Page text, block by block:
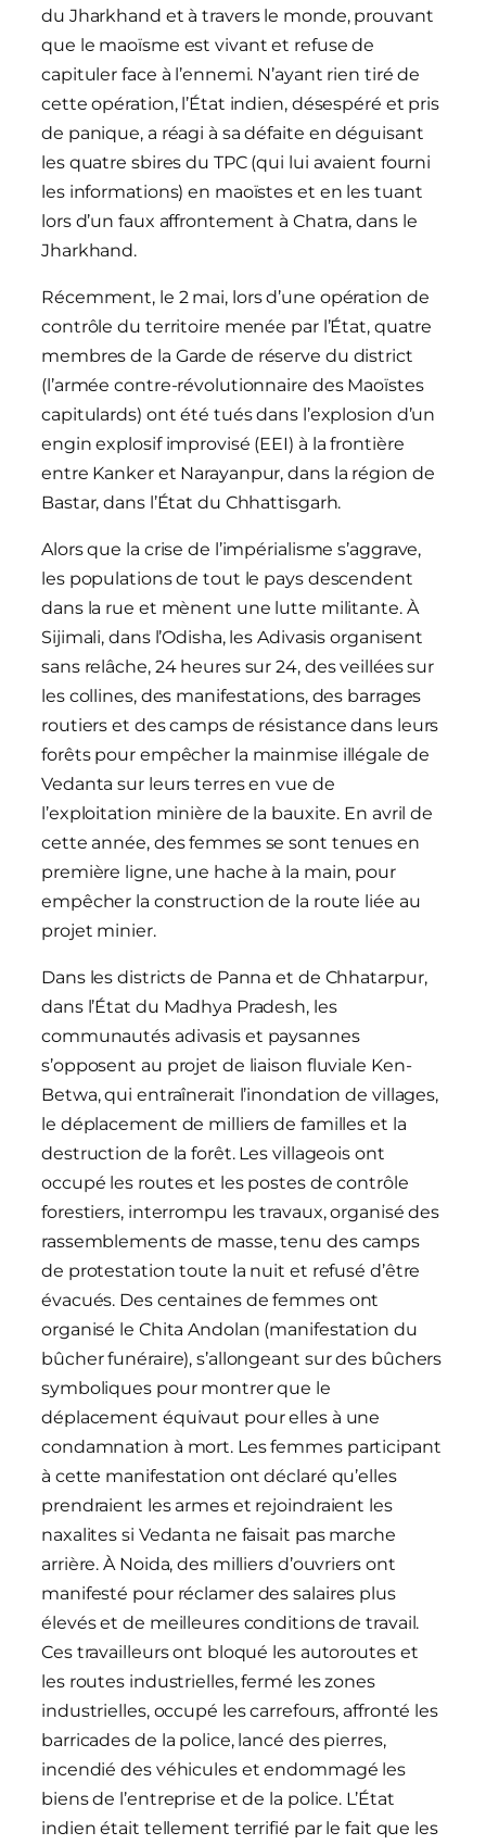
du Jharkhand et à travers le monde, prouvant
que le maoïsme est vivant et refuse de
capituler face à l’ennemi. N’ayant rien tiré de
cette opération, l’État indien, désespéré et pris
de panique, a réagi à sa défaite en déguisant
les quatre sbires du TPC (qui lui avaient fourni
les informations) en maoïstes et en les tuant
lors d’un faux affrontement à Chatra, dans le
Jharkhand.
Récemment, le 2 mai, lors d’une opération de
contrôle du territoire menée par l’État, quatre
membres de la Garde de réserve du district
(l’armée contre-révolutionnaire des Maoïstes
capitulards) ont été tués dans l’explosion d’un
engin explosif improvisé (EEI) à la frontière
entre Kanker et Narayanpur, dans la région de
Bastar, dans l’État du Chhattisgarh.
Alors que la crise de l’impérialisme s’aggrave,
les populations de tout le pays descendent
dans la rue et mènent une lutte militante. À
Sijimali, dans l’Odisha, les Adivasis organisent
sans relâche, 24 heures sur 24, des veillées sur
les collines, des manifestations, des barrages
routiers et des camps de résistance dans leurs
forêts pour empêcher la mainmise illégale de
Vedanta sur leurs terres en vue de
l’exploitation minière de la bauxite. En avril de
cette année, des femmes se sont tenues en
première ligne, une hache à la main, pour
empêcher la construction de la route liée au
projet minier.
Dans les districts de Panna et de Chhatarpur,
dans l’État du Madhya Pradesh, les
communautés adivasis et paysannes
s’opposent au projet de liaison fluviale Ken-
Betwa, qui entraînerait l’inondation de villages,
le déplacement de milliers de familles et la
destruction de la forêt. Les villageois ont
occupé les routes et les postes de contrôle
forestiers, interrompu les travaux, organisé des
rassemblements de masse, tenu des camps
de protestation toute la nuit et refusé d’être
évacués. Des centaines de femmes ont
organisé le Chita Andolan (manifestation du
bûcher funéraire), s’allongeant sur des bûchers
symboliques pour montrer que le
déplacement équivaut pour elles à une
condamnation à mort. Les femmes participant
à cette manifestation ont déclaré qu’elles
prendraient les armes et rejoindraient les
naxalites si Vedanta ne faisait pas marche
arrière. À Noida, des milliers d’ouvriers ont
manifesté pour réclamer des salaires plus
élevés et de meilleures conditions de travail.
Ces travailleurs ont bloqué les autoroutes et
les routes industrielles, fermé les zones
industrielles, occupé les carrefours, affronté les
barricades de la police, lancé des pierres,
incendié des véhicules et endommagé les
biens de l’entreprise et de la police. L’État
indien était tellement terrifié par le fait que les